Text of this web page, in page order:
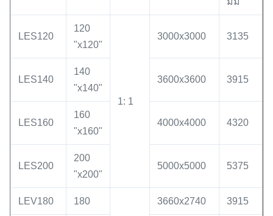
LES120
120
"x120"
1: 1
3000x3000 3135
LES140
140
"x140"
3600x3600 3915
LES160
160
"x160"
4000x4000 4320
LES200
200
"x200"
5000x5000 5375
LEV180 180 3660x2740 3915